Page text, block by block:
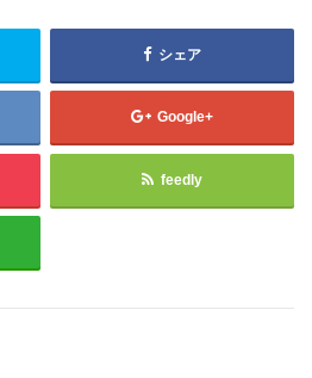
シェア
Google+
feedly